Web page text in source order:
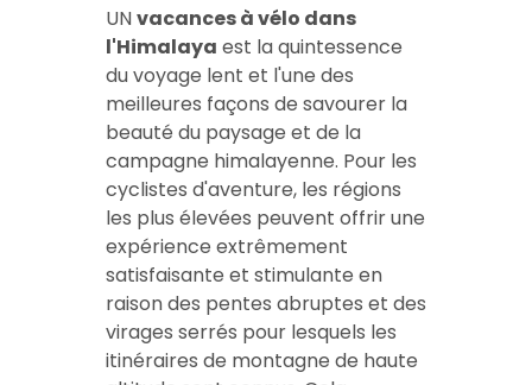
UNvacances à vélo dans
l'Himalaya est la quintessence
du voyage lent et l'une des
meilleures façons de savourer la
beauté du paysage et de la
campagne himalayenne. Pour les
cyclistes d'aventure, les régions
les plus élevées peuvent offrir une
expérience extrêmement
satisfaisante et stimulante en
raison des pentes abruptes et des
virages serrés pour lesquels les
itinéraires de montagne de haute